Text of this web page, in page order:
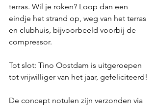
terras. Wil je roken? Loop dan een
eindje het strand op, weg van het terras
en clubhuis, bijvoorbeeld voorbij de
compressor.
Tot slot: Tino Oostdam is uitgeroepen
tot vrijwilliger van het jaar, gefeliciteerd!
De concept notulen zijn verzonden via